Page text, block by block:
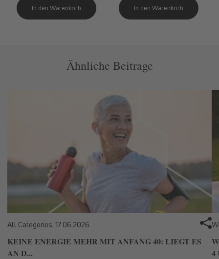
Ähnliche Beitrage
All Categories, 17.06.2026
KEINE ENERGIE MEHR MIT ANFANG 40: LIEGT ES
AN D...
4